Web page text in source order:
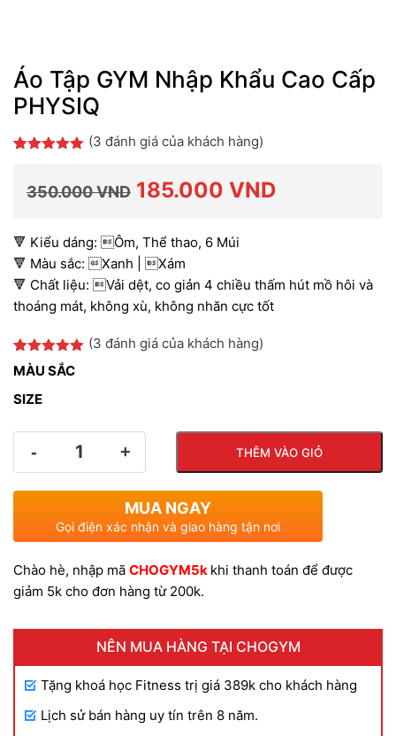
Áo Tập GYM Nhập Khẩu Cao Cấp
PHYSIQ
đánh giá
(3 đánh giá của khách hàng)
350.000VND Giá
gốc
là:
350.000 VND.
185.000 VNDGiá
tại
🔻 Kiểu dáng: Ôm, Thể thao, 6 Múi
🔻 Màu sắc: Xanh | Xám
🔻 Chất liệu: Vải dệt, co giản 4 chiều thấm hút mồ hôi và
thoáng mát, không xù, không nhăn cực tốt
5.00trên 5
dựa trên
3
(3 đánh giá của khách hàng)
MÀU SẮC
SIZE
THÊM VÀO GIỎ
MUA NGAY
Gọi điện xác nhận và giao hàng tận nơi
Chào hè, nhập mã CHOGYM5k khi thanh toán để được
giảm 5k cho đơn hàng từ 200k.
NÊN MUA HÀNG TẠI CHOGYM
Tặng khoá học Fitness trị giá 389k cho khách hàng
Lịch sử bán hàng uy tín trên 8 năm.